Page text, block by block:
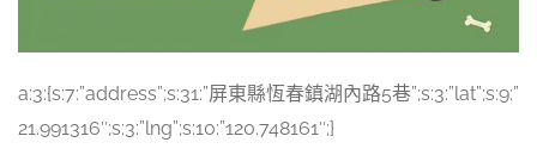
a:3:{s:7:”address”;s:31:”屏東縣恆春鎮湖內路5巷”;s:3:”lat”;s:9:”
21.991316″;s:3:”lng”;s:10:”120.748161″;}